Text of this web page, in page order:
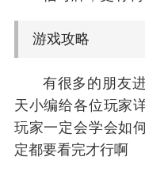
游戏攻略
有很多的朋友
天小编给各位玩家
玩家一定会学会如
定都要看完才行啊